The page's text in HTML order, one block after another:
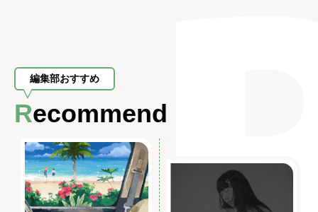
編集部おすすめ
Recommend